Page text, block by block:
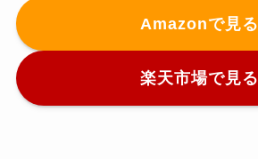
Amazonで見る
楽天市場で見る